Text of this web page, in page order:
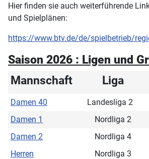
Hier finden sie auch weiterführende
und Spielplänen:
https://www.btv.de/de/spielbetrieb/
Saison 2026 : Ligen und
Mannschaft
Liga
Damen 40 Landesliga 2
Damen 1
Nordliga 2
Damen 2
Nordliga 4
Herren
Nordliga 3